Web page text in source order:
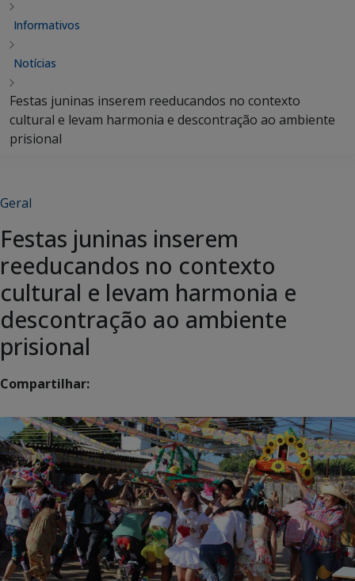
Informativos
Notícias
Festas juninas inserem reeducandos no contexto
cultural e levam harmonia e descontração ao ambiente
prisional
Geral
Festas juninas inserem
reeducandos no contexto
cultural e levam harmonia e
descontração ao ambiente
prisional
Compartilhar: